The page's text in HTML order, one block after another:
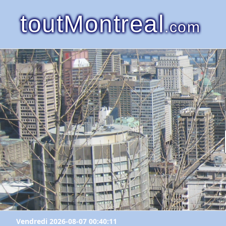
toutMontreal.com
Vendredi 2026-08-07 00:40:11